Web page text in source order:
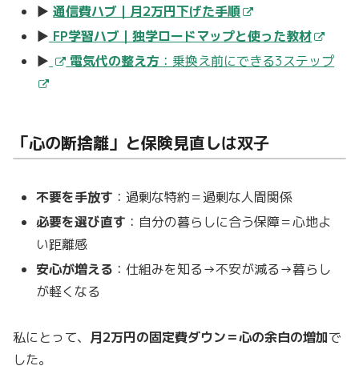
▶通信費ハブ｜月2万円下げた手順
▶ FP学習ハブ｜独学ロードマップと使った教材
▶
電気代の整え方 ：乗換え前にできる3ステップ
「心の断捨離」と保険見直しは双子
不要を手放す ：過剰な特約＝過剰な人間関係
必要を選び直す ：自分の暮らしに合う保障＝心地よ
い距離感
安心が増える ：仕組みを知る→不安が減る→暮らし
が軽くなる
私にとって、 月2万円の固定費ダウン＝心の余白の増加で
した。